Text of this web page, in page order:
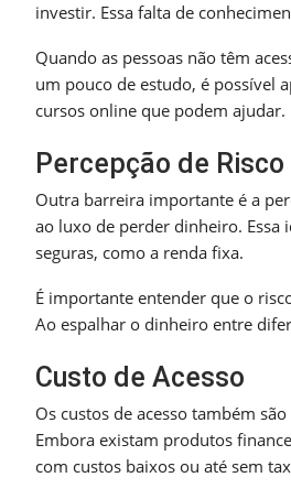
investir. Essa falta de
Quando as pessoas não têm
um pouco de estudo, é possível
cursos online que podem ajudar.
Percepção de Risco
Outra barreira importante é a
ao luxo de perder dinheiro.
seguras, como a renda fixa.
É importante entender que o
Ao espalhar o dinheiro entre
Custo de Acesso
Os custos de acesso também
Embora existam produtos
com custos baixos ou até sem